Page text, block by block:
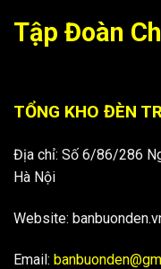
Tập Đoàn
TỔNG KHO ĐÈN
Địa chỉ: Số 6/86/286
Hà Nội
Website:
Email: